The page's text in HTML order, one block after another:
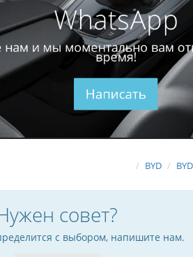
WhatsApp
и мы моментально вам
время!
Написать
BYD
совет?
с выбором, напишите нам.